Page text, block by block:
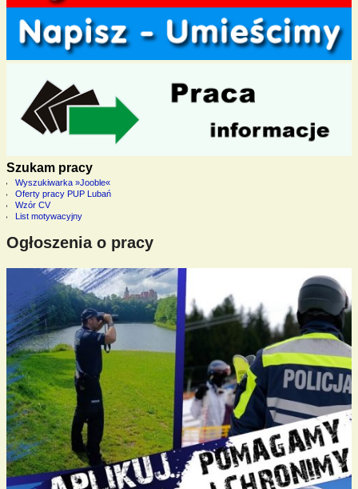
Szukam pracy
Wyszukiwarka »Jooble«
Oferty pracy PUP Lubań
Wzór CV
List motywacyjny
Ogłoszenia o pracy